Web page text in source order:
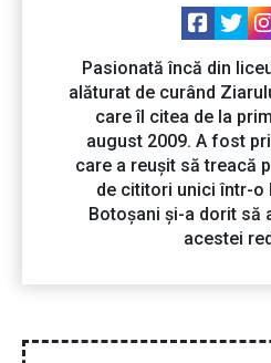
Pasionată încă din
alăturat de curând
care îl citea de la
august 2009. A fost
care a reușit să treacă
de cititori unici într-o
Botoșani și-a dorit să
acestei